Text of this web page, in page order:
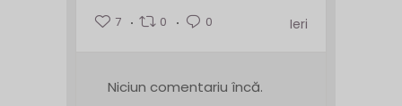
7
0 0 Ieri
Niciun comentariu încă.